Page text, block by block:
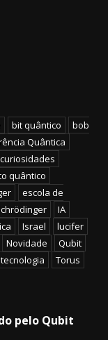
bit quântico
bob
Quântica
curiosidades
quântico
escola de
IA
Israel
lucifer
Novidade
Qubit
tecnologia
Torus
pelo Qubit